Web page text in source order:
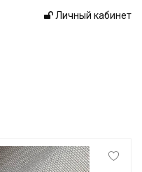
Личный кабинет